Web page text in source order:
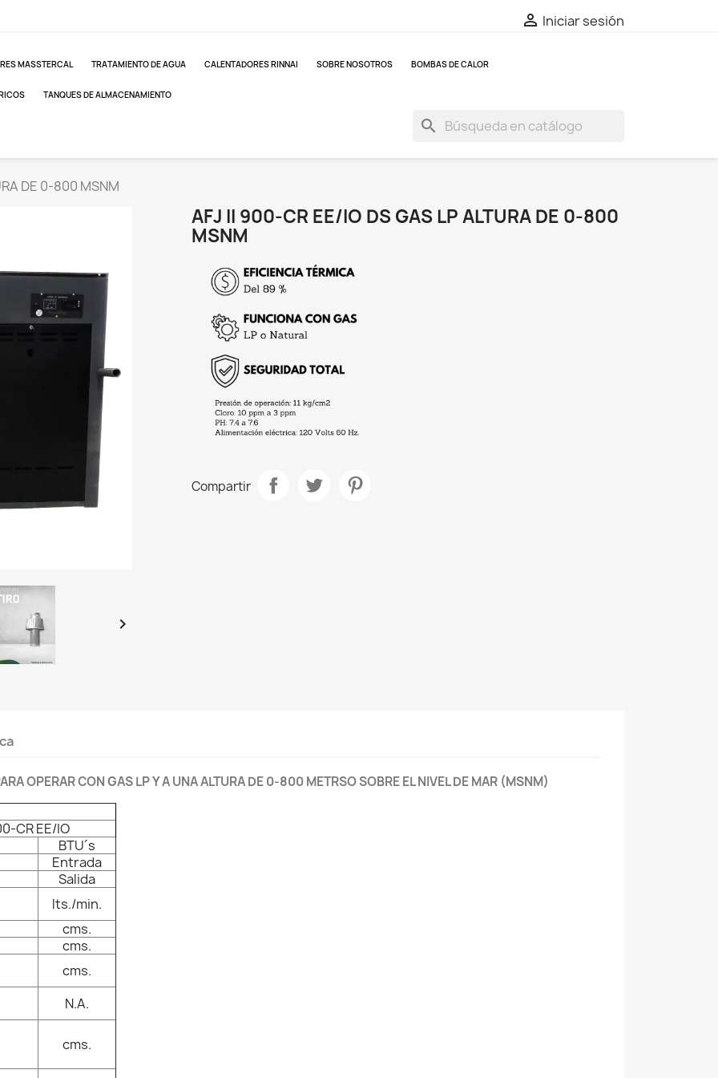
 Iniciar sesión
MASSTERCAL TRATAMIENTO DE AGUA CALENTADORES RINNAI SOBRE NOSOTROS BOMBAS DE CALOR
TANQUES DE ALMACENAMIENTO
search
DE 0-800 MSNM

AFJ II 900-CR EE/IO DS GAS LP ALTURA DE 0-800
MSNM
Compartir
OPERAR CON GAS LP Y A UNA ALTURA DE 0-800 METRSO SOBRE EL NIVEL DE MAR (MSNM)
CR EE/IO
BTU´s
Entrada
Salida
lts./min.
cms.
cms.
cms.
N.A.
cms.